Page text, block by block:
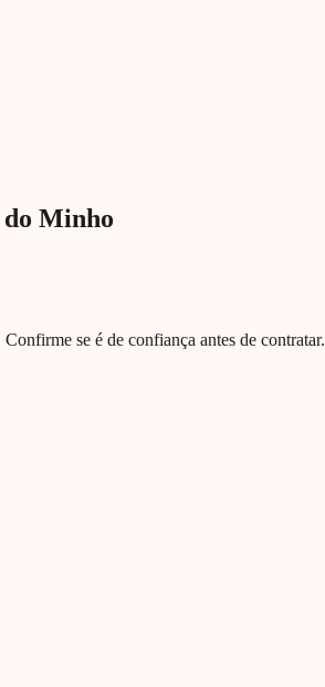
do Minho
se é de confiança antes de contratar.